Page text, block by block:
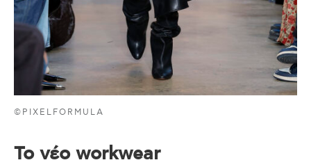
©PIXELFORMULA
Το νέο workwear